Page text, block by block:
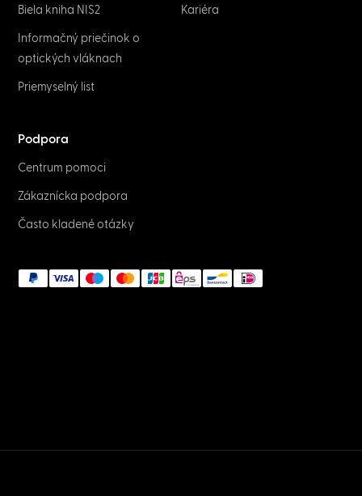
Biela kniha NIS2
Informačný priečinok o
optických vláknach
Priemyselný list
Kariéra
Podpora
Centrum pomoci
Zákaznícka podpora
Často kladené otázky